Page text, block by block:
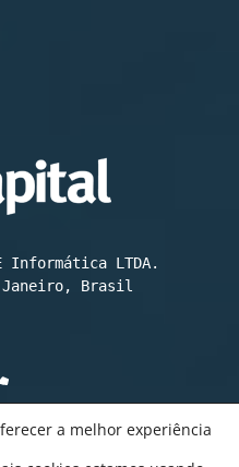
LTDA.
Janeiro, Brasil
a melhor experiência